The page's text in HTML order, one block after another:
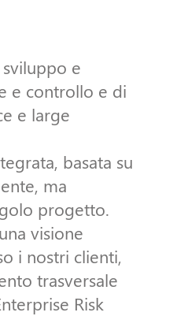
e
e controllo e di
e large
basata su
ma
progetto.
visione
i nostri clienti,
trasversale
Risk